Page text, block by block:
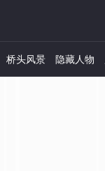
桥头风景 隐藏人物